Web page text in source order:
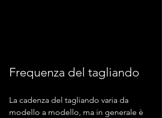
Frequenza del tagliando
La cadenza del tagliando varia da
modello a modello, ma in generale è